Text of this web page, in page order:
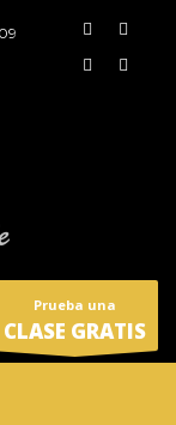
Prueba una
CLASE GRATIS